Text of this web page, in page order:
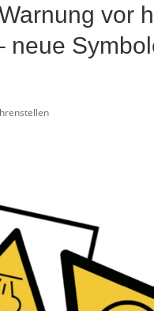
vor